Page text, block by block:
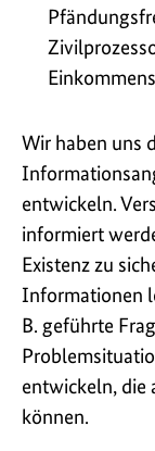
Wir haben uns
entwickeln.
informiert
Existenz zu
Informationen
B. geführte
entwickeln, die
können.